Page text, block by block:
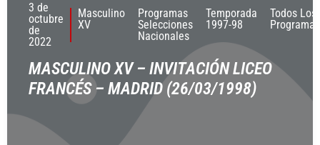
3 de
octubre
de
2022
Masculino
XV
Programas
Selecciones
Nacionales
Temporada
1997-98
Todos Los
Programas
MASCULINO XV – INVITACIÓN LICEO
FRANCÉS – MADRID (26/03/1998)